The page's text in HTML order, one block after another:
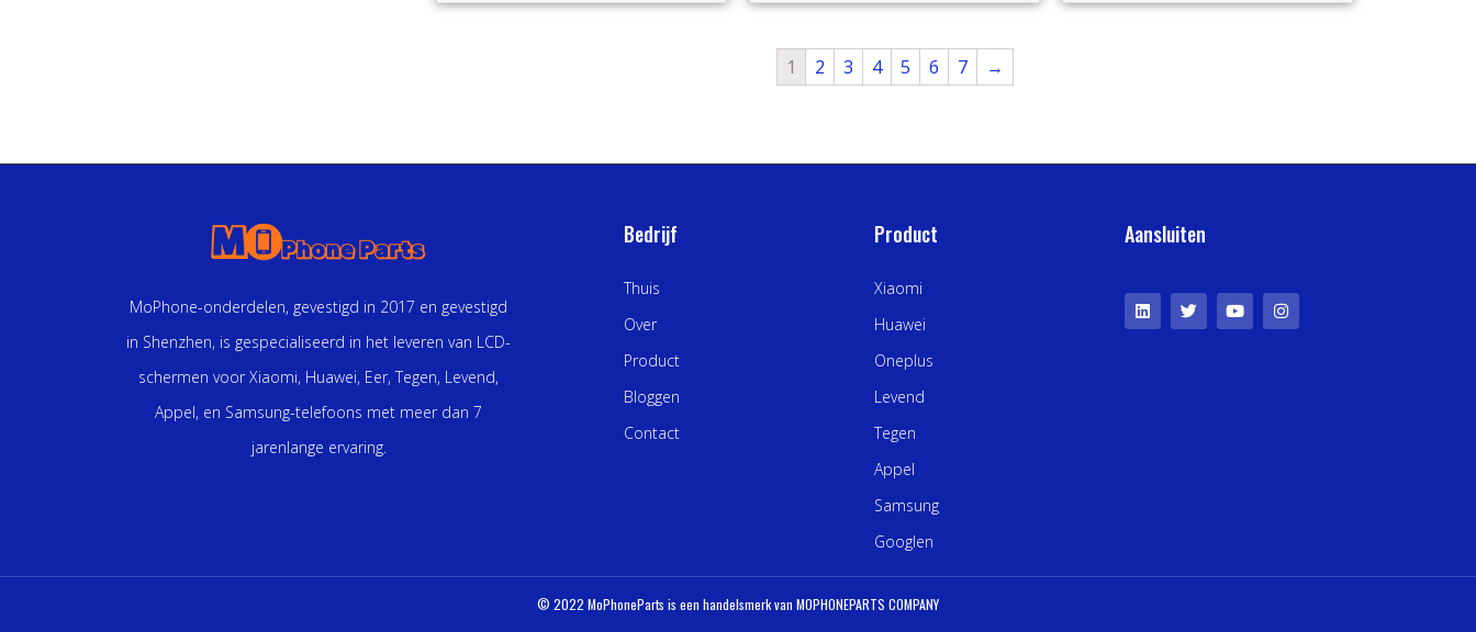
1 2 3 4 5 6 7 →
MoPhone-onderdelen, gevestigd in 2017 en gevestigd
in Shenzhen, is gespecialiseerd in het leveren van LCD-
schermen voor Xiaomi, Huawei, Eer, Tegen, Levend,
Appel, en Samsung-telefoons met meer dan 7
jarenlange ervaring.
Bedrijf
Thuis
Over
Product
Bloggen
Contact
Product
Xiaomi
Huawei
Oneplus
Levend
Tegen
Appel
Samsung
Googlen
Aansluiten
© 2022 MoPhoneParts is een handelsmerk van MOPHONEPARTS COMPANY